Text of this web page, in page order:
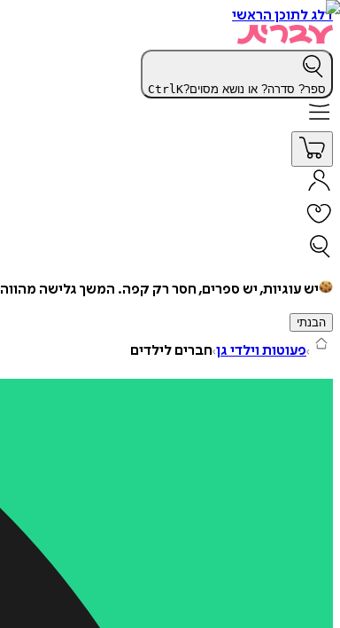
דלג לתוכן הראשי
ספר? סדרה? או נושא מסוים? CtrlK
יש עוגיות, יש ספרים, חסר רק קפה. המשך גלישה מהווה
הבנתי
פעוטות וילדי גן חברים לילדים